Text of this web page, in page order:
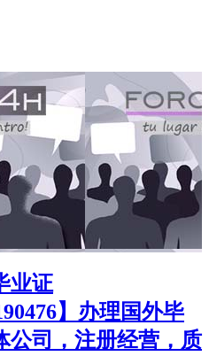
业证
】办理国外毕
公司，注册经营，质